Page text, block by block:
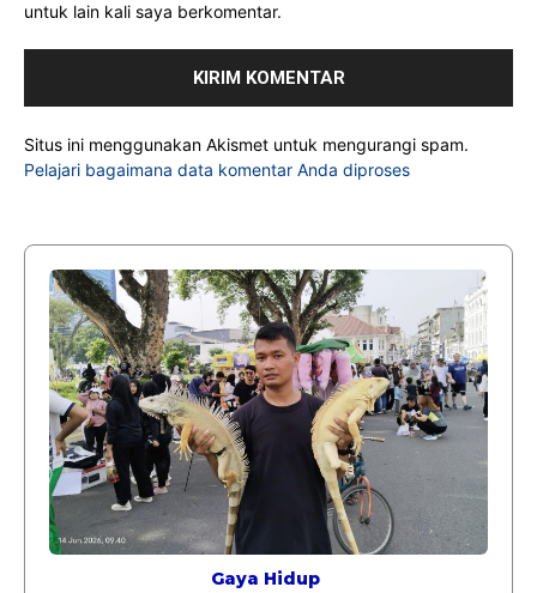
untuk lain kali saya berkomentar.
Situs ini menggunakan Akismet untuk mengurangi spam.
Pelajari bagaimana data komentar Anda diproses
Gaya Hidup